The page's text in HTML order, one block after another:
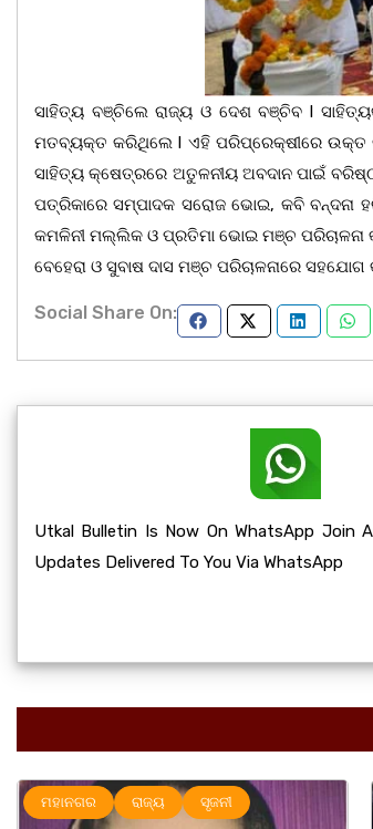
ସାହିତ୍ୟ ବଞ୍ଚିଲେ ରାଜ୍ୟ ଓ ଦେଶ ବଞ୍ଚିବ l
ମତବ୍ୟକ୍ତ କରିଥିଲେ l ଏହି ପରିପ୍ରେକ୍ଷୀରେ ଉକ୍ତ
ସାହିତ୍ୟ କ୍ଷେତ୍ରରେ ଅତୁଳନୀୟ ଅବଦାନ ପାଇଁ
ପତ୍ରିକାରେ ସମ୍ପାଦକ ସରୋଜ ଭୋଇ, କବି ବନ୍ଦନା
କମଳିନୀ ମଲ୍ଲିକ ଓ ପ୍ରତିମା ଭୋଇ ମଞ୍ଚ ପରିଚାଳନା
ବେହେରା ଓ ସୁବାଷ ଦାସ ମଞ୍ଚ ପରିଚାଳନାରେ
Social Share On:
Utkal Bulletin Is Now On WhatsApp Join
Updates Delivered To You Via WhatsApp
ମହାନଗର ରାଜ୍ୟ